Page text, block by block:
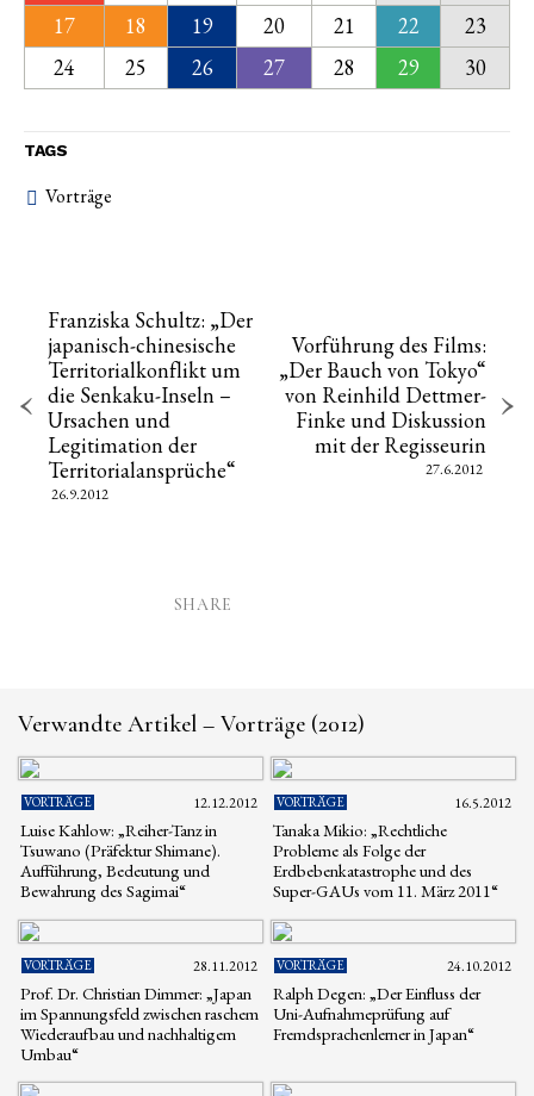
17
18 19 20 21 22
23
24
25 26 27 28 29 30
TAGS
Vorträge
Franziska Schultz: „Der
japanisch-chinesische
Territorialkonflikt um
die Senkaku-Inseln –
Ursachen und
Legitimation der
Territorialansprüche“
26.9.2012
Vorführung des Films:
„Der Bauch von Tokyo“
von Reinhild Dettmer-
Finke und Diskussion
mit der Regisseurin
27.6.2012
SHARE
Verwandte Artikel – Vorträge (2012)
VORTRÄGE 12.12.2012
Luise Kahlow: „Reiher-Tanz in
Tsuwano (Präfektur Shimane).
Aufführung, Bedeutung und
Bewahrung des Sagimai“
VORTRÄGE 16.5.2012
Tanaka Mikio: „Rechtliche
Probleme als Folge der
Erdbebenkatastrophe und des
Super-GAUs vom 11. März 2011“
VORTRÄGE 28.11.2012
Prof. Dr. Christian Dimmer: „Japan
im Spannungsfeld zwischen raschem
Wiederaufbau und nachhaltigem
Umbau“
VORTRÄGE 24.10.2012
Ralph Degen: „Der Einfluss der
Uni-Aufnahmeprüfung auf
Fremdsprachenlerner in Japan“